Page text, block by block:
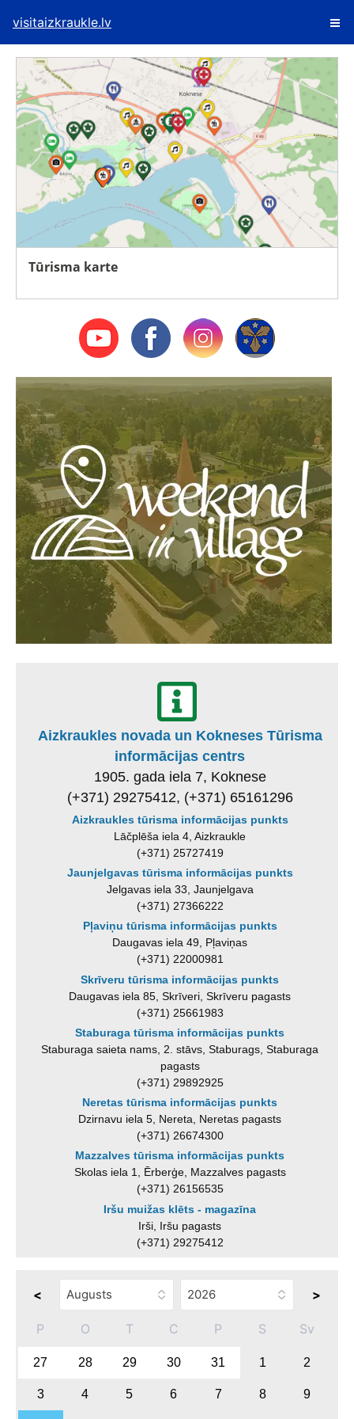
visitaizkraukle.lv
Tūrisma karte
Aizkraukles novada un Kokneses Tūrisma
informācijas centrs
1905. gada iela 7, Koknese
(+371) 29275412, (+371) 65161296
Aizkraukles tūrisma informācijas punkts
Lāčplēša iela 4, Aizkraukle
(+371) 25727419
Jaunjelgavas tūrisma informācijas punkts
Jelgavas iela 33, Jaunjelgava
(+371) 27366222
Pļaviņu tūrisma informācijas punkts
Daugavas iela 49, Pļaviņas
(+371) 22000981
Skrīveru tūrisma informācijas punkts
Daugavas iela 85, Skrīveri, Skrīveru pagasts
(+371) 25661983
Staburaga tūrisma informācijas punkts
Staburaga saieta nams, 2. stāvs, Staburags, Staburaga
pagasts
(+371) 29892925
Neretas tūrisma informācijas punkts
Dzirnavu iela 5, Nereta, Neretas pagasts
(+371) 26674300
Mazzalves tūrisma informācijas punkts
Skolas iela 1, Ērberģe, Mazzalves pagasts
(+371) 26156535
Iršu muižas klēts - magazīna
Irši, Iršu pagasts
(+371) 29275412
< >
P O T C P S Sv
27 28 29 30 31 1 2
3 4 5 6 7 8 9